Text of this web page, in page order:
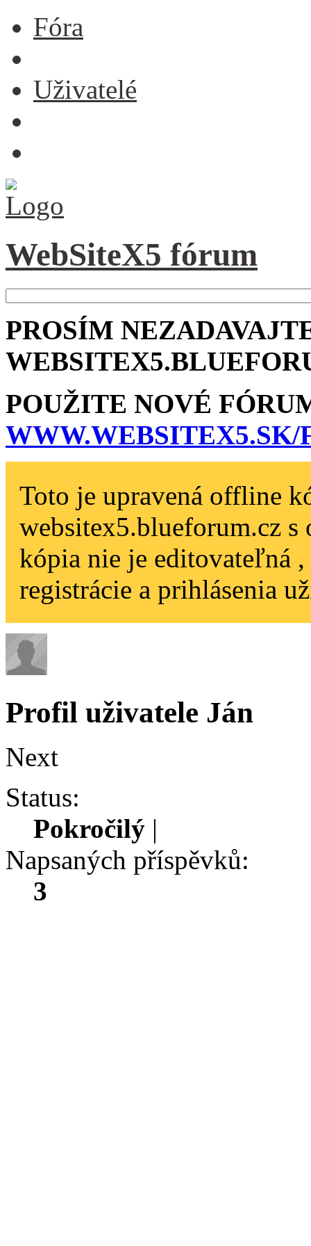
Fóra
Uživatelé
WebSiteX5 fórum
PROSÍM
POUŽITE NOVÉ
WWW.WEBSITEX5­.SK/
Toto je upravená offline
websitex5.blueforum.cz
kópia nie je editovateľná
registrácie a prihlásenia
Profil uživatele Ján
Next
Status:
Pokročilý |
Napsaných příspěvků:
3